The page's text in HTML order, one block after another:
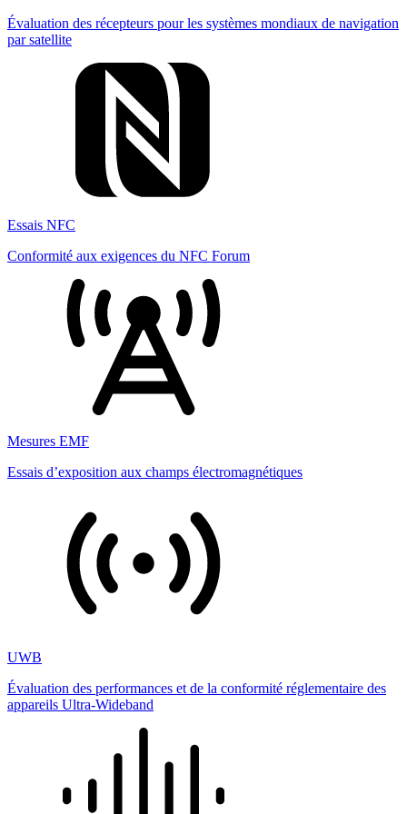
Évaluation des récepteurs pour les systèmes mondiaux de navigation
par satellite
Essais NFC
Conformité aux exigences du NFC Forum
Mesures EMF
Essais d’exposition aux champs électromagnétiques
UWB
Évaluation des performances et de la conformité réglementaire des
appareils Ultra-Wideband